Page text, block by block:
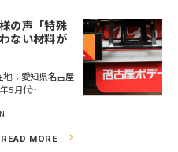
の声「特殊
ない材料が
：愛知県名古屋
5月代…
READ MORE